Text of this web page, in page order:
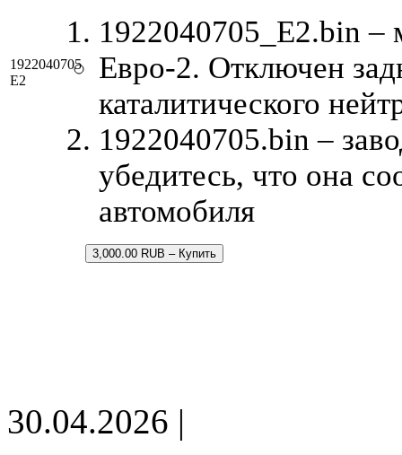
1922040705
E2
1922040705_E2.bin
Евро-2. Отключен
каталитического
1922040705.bin –
убедитесь, что она
автомобиля
3,000.00 RUB – Купить
30.04.2026 |